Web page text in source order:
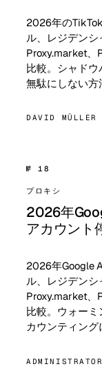
2026年の
ル、レジデンシ
Proxy.market、
比較。シャド
無駄にしない方
DAVID MÜLLER
№ 18
プロキシ
2026年
アカウント
2026年Google
ル、レジデンシ
Proxy.market、
比較。ウォー
カウンティン
ADMINISTRATOR